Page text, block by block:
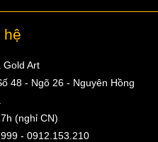
hệ
Gold Art
48 - Ngõ 26 - Nguyên Hồng
(nghỉ CN)
- 0912.153.210